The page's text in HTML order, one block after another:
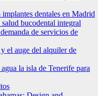
dentales en Madrid
bucodental integral
de servicios de
el auge del alquiler de
la isla de Tenerife para